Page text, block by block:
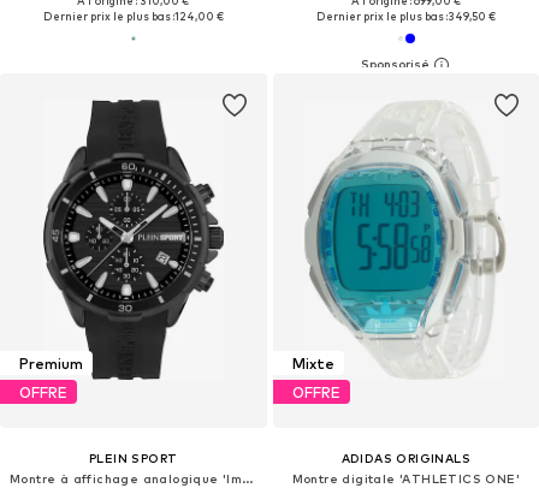
Dernier prix le plus bas :124,00 €
Dernier prix le plus bas :349,50 €
Premium
OFFRE
PLEIN SPORT
Montre à affichage analogique 'Impact'
Mixte
OFFRE
ADIDAS ORIGINALS
Montre digitale 'ATHLETICS ONE'